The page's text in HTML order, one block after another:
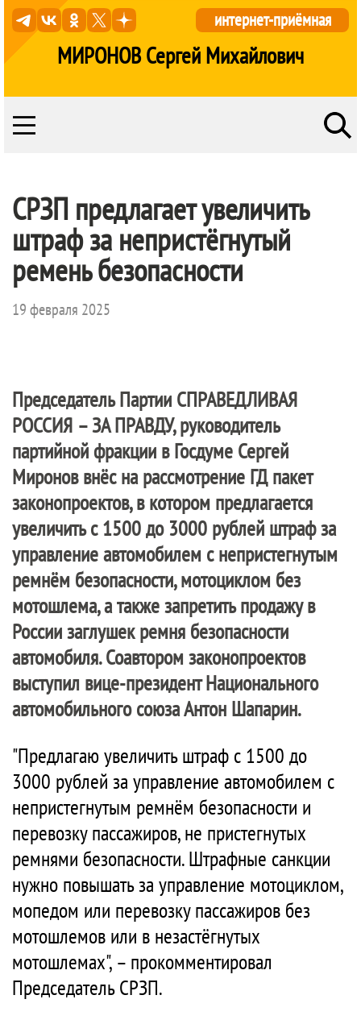
МИРОНОВ Сергей Михайлович
интернет-приёмная
СРЗП предлагает увеличить
штраф за непристёгнутый
ремень безопасности
19 февраля 2025
Председатель Партии СПРАВЕДЛИВАЯ
РОССИЯ – ЗА ПРАВДУ, руководитель
партийной фракции в Госдуме Сергей
Миронов внёс на рассмотрение ГД пакет
законопроектов, в котором предлагается
увеличить с 1500 до 3000 рублей штраф за
управление автомобилем с непристегнутым
ремнём безопасности, мотоциклом без
мотошлема, а также запретить продажу в
России заглушек ремня безопасности
автомобиля. Соавтором законопроектов
выступил вице-президент Национального
автомобильного союза Антон Шапарин.
"Предлагаю увеличить штраф с 1500 до
3000 рублей за управление автомобилем с
непристегнутым ремнём безопасности и
перевозку пассажиров, не пристегнутых
ремнями безопасности. Штрафные санкции
нужно повышать за управление мотоциклом,
мопедом или перевозку пассажиров без
мотошлемов или в незастёгнутых
мотошлемах", – прокомментировал
Председатель СРЗП.